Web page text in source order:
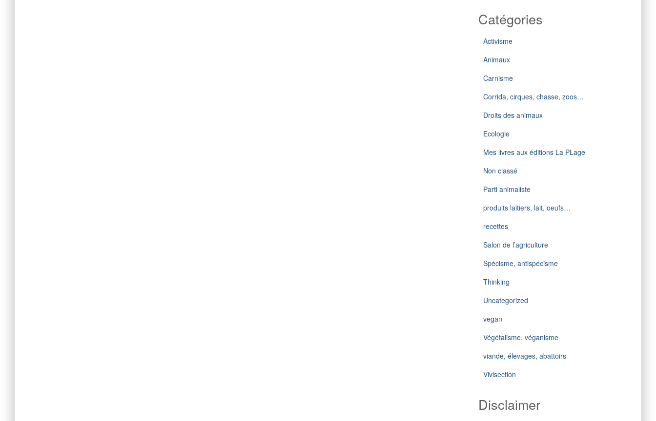
Catégories
Activisme
Animaux
Carnisme
Corrida, cirques, chasse, zoos…
Droits des animaux
Ecologie
Mes livres aux éditions La PLage
Non classé
Parti animaliste
produits laitiers, lait, oeufs…
recettes
Salon de l’agriculture
Spécisme, antispécisme
Thinking
Uncategorized
vegan
Végétalisme, véganisme
viande, élevages, abattoirs
Vivisection
Disclaimer